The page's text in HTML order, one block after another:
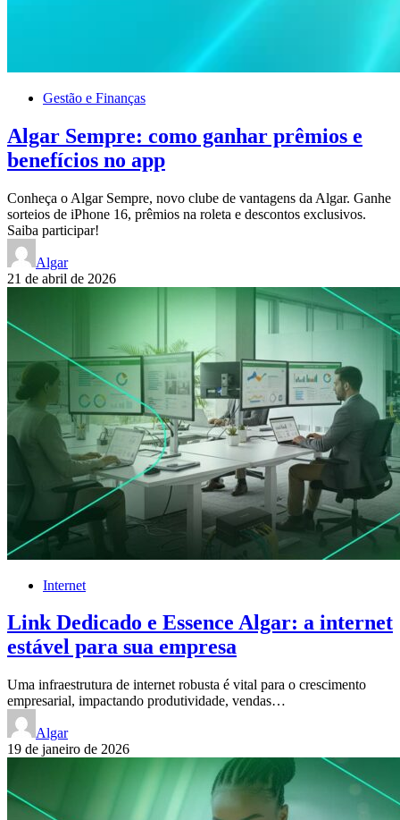
Gestão e Finanças
Algar Sempre: como ganhar prêmios e
benefícios no app
Conheça o Algar Sempre, novo clube de vantagens da Algar. Ganhe
sorteios de iPhone 16, prêmios na roleta e descontos exclusivos.
Saiba participar!
Algar
21 de abril de 2026
Internet
Link Dedicado e Essence Algar: a internet
estável para sua empresa
Uma infraestrutura de internet robusta é vital para o crescimento
empresarial, impactando produtividade, vendas…
Algar
19 de janeiro de 2026